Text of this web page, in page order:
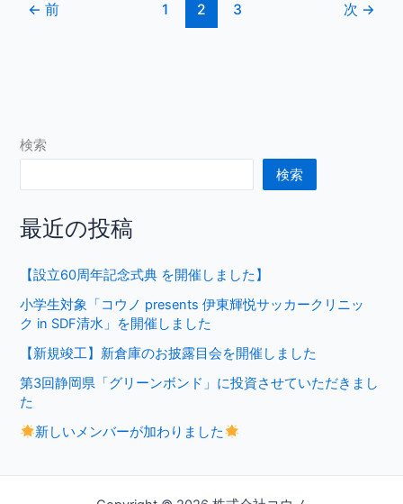
← 前 1 2 3 次 →
検索
検索
最近の投稿
【設立60周年記念式典 を開催しました】
小学生対象「コウノ presents 伊東輝悦サッカークリニッ
ク in SDF清水」を開催しました
【新規竣工】新倉庫のお披露目会を開催しました
第3回静岡県「グリーンボンド」に投資させていただきまし
た
新しいメンバーが加わりました